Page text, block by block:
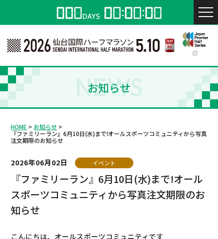
お知らせ
NEWS
HOME
お知らせ
『ファミリーラン』6月10日(水)まで!オールスポーツコミュニティから写真
注文期限のお知らせ
2026年06月02日 イベント
『ファミリーラン』6月10日(水)まで!オール
スポーツコミュニティから写真注文期限のお
知らせ
こんにちは、オールスポーツコミュニティです